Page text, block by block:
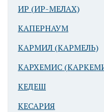
ИР (ИР-МЕЛАХ)
КАПЕРНАУМ
КАРМИЛ (КАРМЕЛЬ)
КАРХЕМИС
КЕДЕШ
КЕСАРИЯ